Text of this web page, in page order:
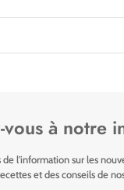
à notre
de l'information sur les
et des conseils de